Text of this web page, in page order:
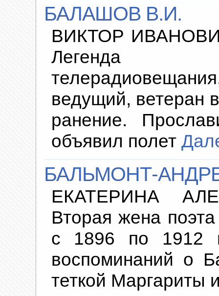
БАЛАШОВ В.И.
ВИКТОР
Легенда
ведущий, ветеран
ранение.
объявил полет
БАЛЬМОНТ-
ЕКАТЕРИНА
Вторая жена
с 1896 по 1912
воспоминаний о
теткой Маргариты